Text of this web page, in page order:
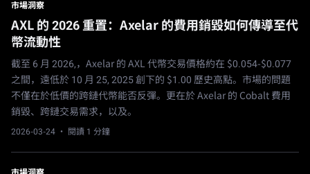
市場洞察
AXL 的 2026 重置：Axelar 的費用銷毀如何傳導至代
幣流動性
截至 6 月 2026,，Axelar 的 AXL 代幣交易價格約在 $0.054-$0.077
之間，遠低於 10 月 25, 2025 創下的 $1.00 歷史高點。市場的問題
不僅在於低價的跨鏈代幣能否反彈。更在於 Axelar 的 Cobalt 費用
銷毀、跨鏈交易需求，以及。
2026-03-24 · 閱讀 1 分鐘